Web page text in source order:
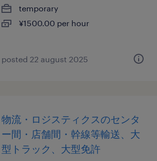
temporary
¥1500.00 per hour
posted 22 august 2025
物流・ロジスティクスのセンタ
ー間・店舗間・幹線等輸送、大
型トラック、大型免許